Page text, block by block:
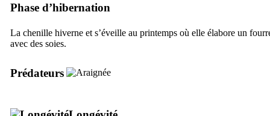
Phase d’hibernation
La chenille hiverne et s’éveille au printemps où elle élabore un
avec des soies.
Prédateurs